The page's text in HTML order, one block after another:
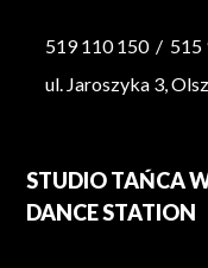
519 110 150 / 515
ul. Jaroszyka 3,
STUDIO TAŃCA
DANCE STATION